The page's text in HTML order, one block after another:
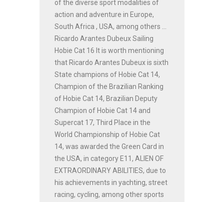
of the diverse sport modalities of
action and adventure in Europe,
South Africa , USA, among others ...
Ricardo Arantes Dubeux Sailing
Hobie Cat 16 It is worth mentioning
that Ricardo Arantes Dubeux is sixth
State champions of Hobie Cat 14,
Champion of the Brazilian Ranking
of Hobie Cat 14, Brazilian Deputy
Champion of Hobie Cat 14 and
Supercat 17, Third Place in the
World Championship of Hobie Cat
14, was awarded the Green Card in
the USA, in category E11, ALIEN OF
EXTRAORDINARY ABILITIES, due to
his achievements in yachting, street
racing, cycling, among other sports